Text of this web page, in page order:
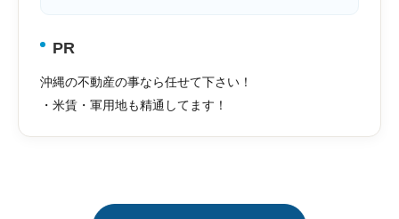
PR
沖縄の不動産の事なら任せて下さい！
・米賃・軍用地も精通してます！